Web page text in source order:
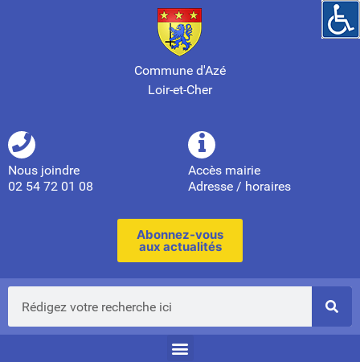
Commune d'Azé
Loir-et-Cher
Nous joindre
02 54 72 01 08
Accès mairie
Adresse / horaires
Abonnez-vous
aux actualités